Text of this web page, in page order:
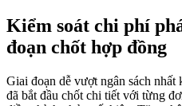
Kiểm soát chi phí
đoạn chốt hợp đồng
Giai đoạn dễ vượt ngân sách
đã bắt đầu chốt chi tiết với từng